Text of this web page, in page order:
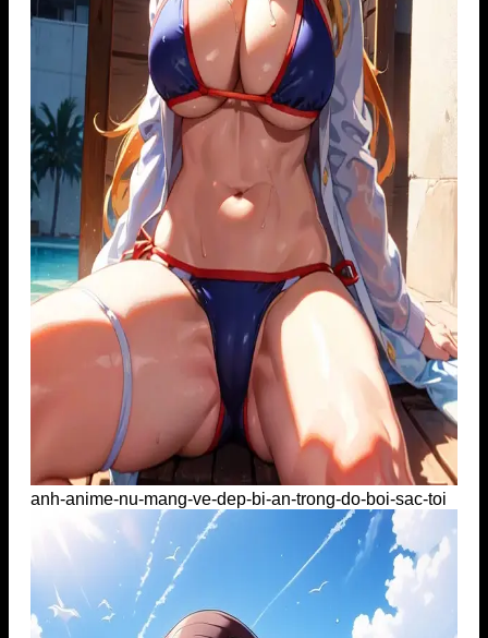
anh-anime-nu-mang-ve-dep-bi-an-trong-do-boi-sac-toi